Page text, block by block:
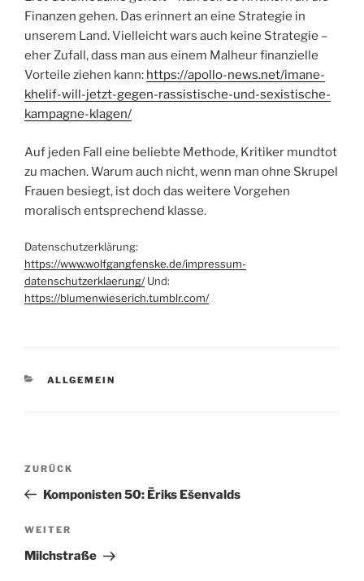
Finanzen gehen. Das erinnert an eine Strategie in
unserem Land. Vielleicht wars auch keine Strategie –
eher Zufall, dass man aus einem Malheur finanzielle
Vorteile ziehen kann: https://apollo-news.net/imane-
khelif-will-jetzt-gegen-rassistische-und-sexistische-
kampagne-klagen/
Auf jeden Fall eine beliebte Methode, Kritiker mundtot
zu machen. Warum auch nicht, wenn man ohne Skrupel
Frauen besiegt, ist doch das weitere Vorgehen
moralisch entsprechend klasse.
Datenschutzerklärung:
https://www.wolfgangfenske.de/impressum-
datenschutzerklaerung/Und:
https://blumenwieserich.tumblr.com/
KATEGORIEN
ALLGEMEIN
Beitragsnavigation
Vorheriger
Beitrag
ZURÜCK
Komponisten 50: Ēriks Ešenvalds
Nächster
Beitrag
WEITER
Milchstraße